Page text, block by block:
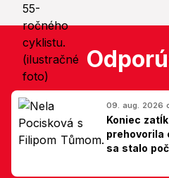
09. aug. 2026
Koniec
prehovorila
sa stalo